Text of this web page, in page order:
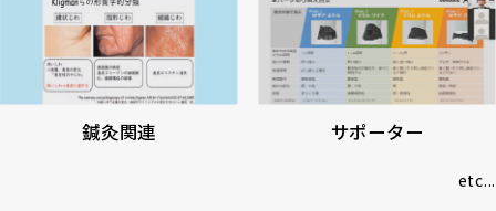
鍼灸関連 サポーター
etc...